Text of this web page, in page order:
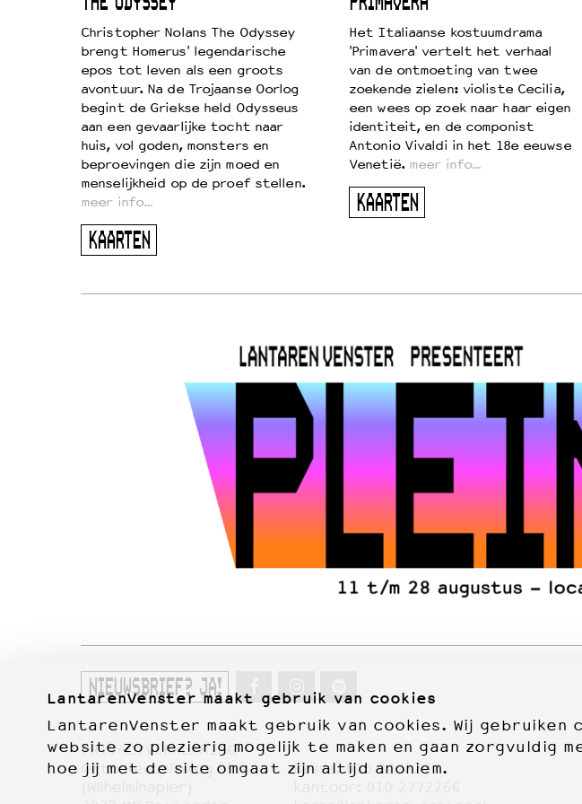
LantarenVenster maakt gebruik van cookies
LantarenVenster maakt gebruik van cookies. Wij gebruiken
website zo plezierig mogelijk te maken en gaan zorgvuldig
hoe jij met de site omgaat zijn altijd anoniem.
Christopher Nolans The Odyssey
brengt Homerus' legendarische
epos tot leven als een groots
avontuur. Na de Trojaanse Oorlog
begint de Griekse held Odysseus
aan een gevaarlijke tocht naar
huis, vol goden, monsters en
beproevingen die zijn moed en
menselijkheid op de proef stellen.
meer info…
KAARTEN
Het Italiaanse kostuumdrama
'Primavera' vertelt het verhaal
van de ontmoeting van twee
zoekende zielen: violiste Cecilia,
een wees op zoek naar haar eigen
identiteit, en de componist
Antonio Vivaldi in het 18e eeuwse
Venetië. meer info…
KAARTEN
NIEUWSBRIEF? JA!
PRIVACYVERKLARING
Otto Reuchlinweg 996
kassa:010 2772277